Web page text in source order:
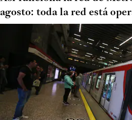
agosto: toda la red está